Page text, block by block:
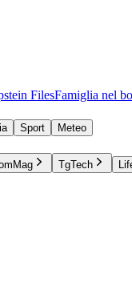
FilesFamiglia nel
Sport
Meteo
TgTech